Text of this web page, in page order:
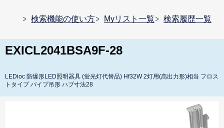
検索機能の使い方 Myリスト一覧 検索履歴一覧
EXICL2041BSA9F-28
LEDioc 防爆形LED照明器具 (蛍光灯代替品) Hf32W 2灯用(高出力形)相当 フロス
トタイプ パイプ吊形 ハブ寸法28